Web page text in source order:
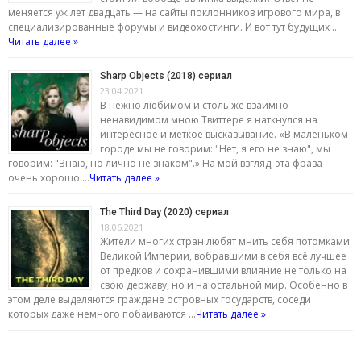
меняется уж лет двадцать — на сайты поклонников игрового мира, в
специализированные форумы и видеохостинги. И вот тут будущих …
Читать далее »
Sharp Objects (2018) сериал
23.04.2021
В нежно любимом и столь же взаимно
ненавидимом мною Твиттере я наткнулся на
интересное и меткое высказывание. «В маленьком
городе мы не говорим: "Нет, я его не знаю", мы
говорим: "Знаю, но лично не знаком".» На мой взгляд, эта фраза
очень хорошо …Читать далее »
The Third Day (2020) сериал
18.06.2021
Жители многих стран любят мнить себя потомками
Великой Империи, вобравшими в себя всё лучшее
от предков и сохранившими влияние не только на
свою державу, но и на остальной мир. Особенно в
этом деле выделяются граждане островных государств, соседи
которых даже немного побаиваются …Читать далее »